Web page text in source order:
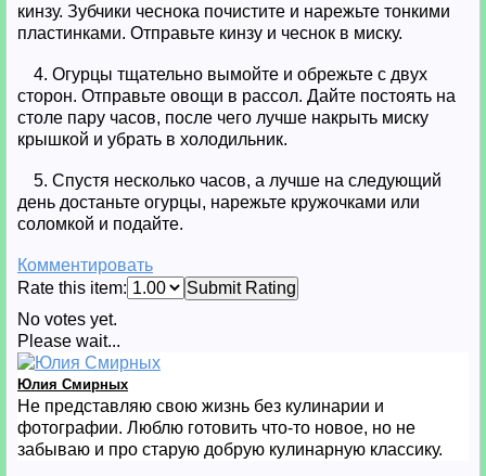
кинзу. Зубчики чеснока почистите и нарежьте тонкими
пластинками. Отправьте кинзу и чеснок в миску.
4. Огурцы тщательно вымойте и обрежьте с двух
сторон. Отправьте овощи в рассол. Дайте постоять на
столе пару часов, после чего лучше накрыть миску
крышкой и убрать в холодильник.
5. Спустя несколько часов, а лучше на следующий
день достаньте огурцы, нарежьте кружочками или
соломкой и подайте.
Комментировать
Rate this item:
Submit Rating
No votes yet.
Please wait...
Юлия Смирных
Не представляю свою жизнь без кулинарии и
фотографии. Люблю готовить что-то новое, но не
забываю и про старую добрую кулинарную классику.